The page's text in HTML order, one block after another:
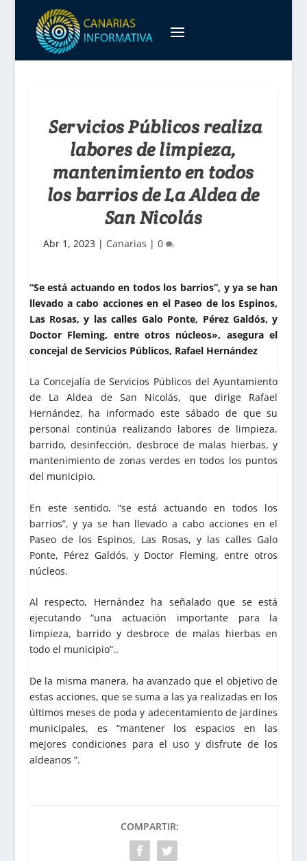
Servicios Públicos realiza
labores de limpieza,
mantenimiento en todos
los barrios de La Aldea de
San Nicolás
Abr 1, 2023 | Canarias | 0
“Se está actuando en todos los barrios”, y ya se han
llevado a cabo acciones en el Paseo de los Espinos,
Las Rosas, y las calles Galo Ponte, Pérez Galdós, y
Doctor Fleming, entre otros núcleos», asegura el
concejal de Servicios Públicos, Rafael Hernández
La Concejalía de Servicios Públicos del Ayuntamiento
de La Aldea de San Nicolás, que dirige Rafael
Hernández, ha informado este sábado de que su
personal continúa realizando labores de limpieza,
barrido, desinfección, desbroce de malas hierbas, y
mantenimiento de zonas verdes en todos los puntos
del municipio.
En este sentido, “se está actuando en todos los
barrios”, y ya se han llevado a cabo acciones en el
Paseo de los Espinos, Las Rosas, y las calles Galo
Ponte, Pérez Galdós, y Doctor Fleming, entre otros
núcleos.
Al respecto, Hernández ha señalado que se está
ejecutando “una actuación importante para la
limpieza, barrido y desbroce de malas hierbas en
todo el municipio”..
De la misma manera, ha avanzado que el objetivo de
estas acciones, que se suma a las ya realizadas en los
últimos meses de poda y adecentamiento de jardines
municipales, es “mantener los espacios en las
mejores condiciones para el uso y disfrute de los
aldeanos ”.
COMPARTIR: